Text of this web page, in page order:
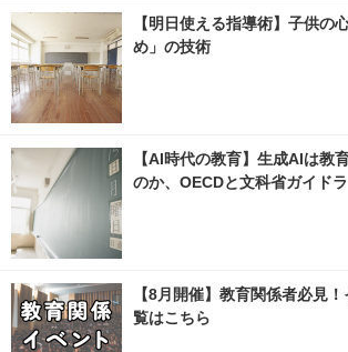
【明日使える指導術】子供の
め」の技術
【AI時代の教育】生成AIは教
のか、OECDと文科省ガイド
【8月開催】教育関係者必見
覧はこちら